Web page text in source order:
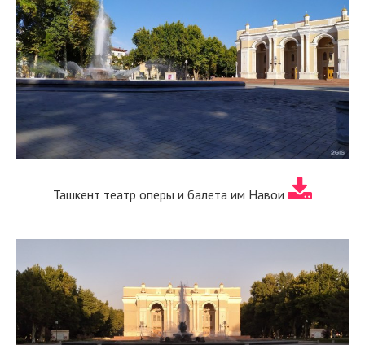
Ташкент театр оперы и балета им Навои